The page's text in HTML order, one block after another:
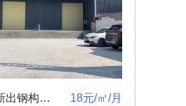
东城余屋新出钢构独院1500方急租
18元/㎡/月